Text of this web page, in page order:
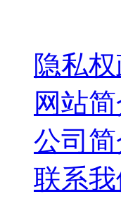
隐私
网站
公司
联系我